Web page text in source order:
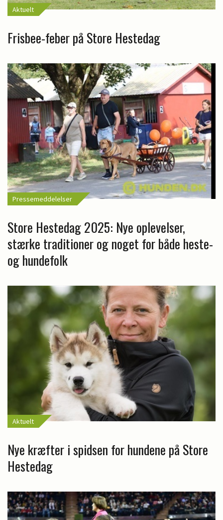
Aktuelt
Frisbee-feber på Store Hestedag
Pressemeddelelser
Store Hestedag 2025: Nye oplevelser,
stærke traditioner og noget for både heste-
og hundefolk
Aktuelt
Nye kræfter i spidsen for hundene på Store
Hestedag